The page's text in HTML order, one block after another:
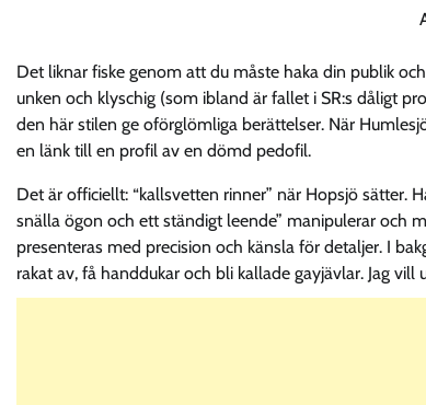
Det liknar fiske genom att du måste haka din publik
unken och klyschig (som ibland är fallet i SR:s dåligt
den här stilen ge oförglömliga berättelser. När
en länk till en profil av en dömd pedofil.
Det är officiellt: “kallsvetten rinner” när Hopsjö sätter.
snälla ögon och ett ständigt leende” manipulerar och
presenteras med precision och känsla för detaljer. I
rakat av, få handdukar och bli kallade gayjävlar. Jag